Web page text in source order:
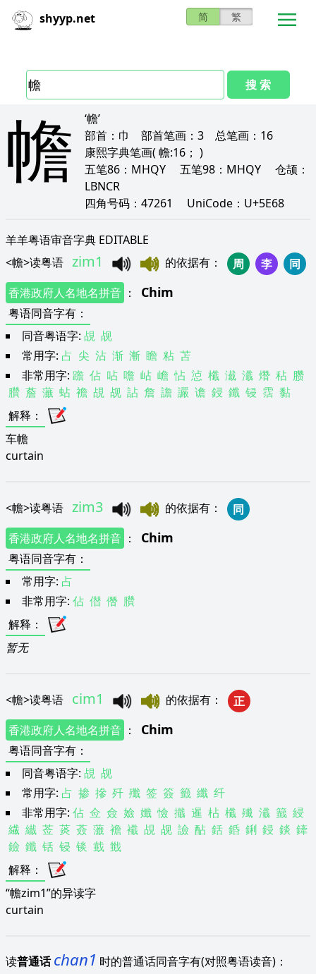
shyyp.net 简 繁
搜 索
幨
‘幨’
部首： 巾 部首笔画： 3 总笔画： 16
康熙字典笔画( 幨:16； )
五笔86： MHQY 五笔98： MHQY 仓颉：
LBNCR
四角号码： 47261 UniCode： U+5E68
羊羊粤语审音字典 EDITABLE
<幨>读粤语 zim1 的依据有 ： 周 李
同
香港政府人名地名拼音 ： Chim
粤语同音字有 ：
同音粤语字: 覘 觇
常用字: 占 尖 沾 渐 漸 瞻 粘 苫
非常用字: 䠨 佔 呫 噡 岾 嶦 怗 惉 櫼 瀐 瀸 熸 秥 臜
臢 薝 虃 蛅 襜 覘 觇 詀 詹 譫 讝 谵 鋟 鑯 锓 霑 黏
解释 ：
车幨
curtain
<幨>读粤语 zim3 的依据有 ：
同
香港政府人名地名拼音 ： Chim
粤语同音字有 ：
常用字: 占
非常用字: 佔 僣 僭 臢
解释 ：
暂无
<幨>读粤语 cim1 的依据有 ：
正
香港政府人名地名拼音 ： Chim
粤语同音字有 ：
同音粤语字: 覘 觇
常用字: 占 掺 摻 歼 殲 签 簽 籤 纖 纤
非常用字: 佔 佥 僉 嬐 孅 憸 攕 暹 枮 櫼 殱 瀸 籖 綅
繊 纎 莶 菼 薟 虃 襜 襳 覘 觇 譣 酟 銛 銽 鋓 鋟 錟 鏲
鐱 鑯 铦 锓 锬 韯 韱
解释 ：
“幨zim1”的异读字
curtain
读普通话 chan1 时的普通话同音字有(对照粤语读音)：